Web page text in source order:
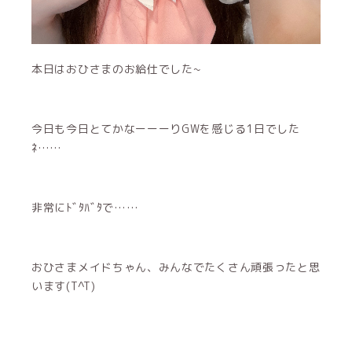
本日はおひさまのお給仕でした~
今日も今日とてかなーーーりGWを感じる1日でした
ﾈ……
非常にﾄﾞﾀﾊﾞﾀで……
おひさまメイドちゃん、みんなでたくさん頑張ったと思
います(T^T)